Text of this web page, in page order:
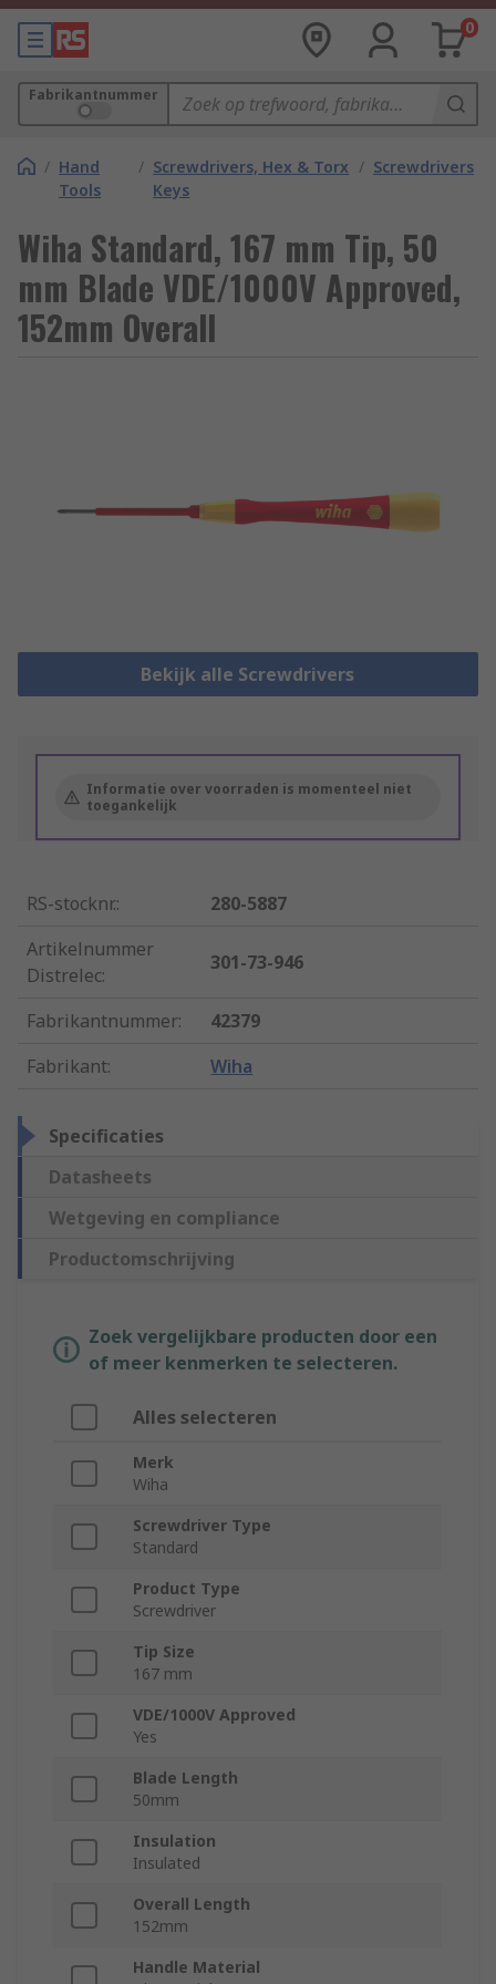
0
Fabrikantnummer
/ Hand
Tools
/ Screwdrivers, Hex & Torx
Keys
/ Screwdrivers
Wiha Standard, 167 mm Tip, 50
mm Blade VDE/1000V Approved,
152mm Overall
Bekijk alle Screwdrivers
Informatie over voorraden is momenteel niet
toegankelijk
RS-stocknr.:
280-5887
Artikelnummer
Distrelec:
301-73-946
Fabrikantnummer:
42379
Fabrikant: Wiha
Specificaties
Datasheets
Wetgeving en compliance
Productomschrijving
Zoek vergelijkbare producten door een
of meer kenmerken te selecteren.
Alles selecteren
Merk
Wiha
Screwdriver Type
Standard
Product Type
Screwdriver
Tip Size
167 mm
VDE/1000V Approved
Yes
Blade Length
50mm
Insulation
Insulated
Overall Length
152mm
Handle Material